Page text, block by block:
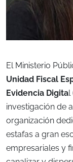
El Ministerio
Unidad Fiscal
Evidencia Digital
investigación de
organización
estafas a gran
empresariales y